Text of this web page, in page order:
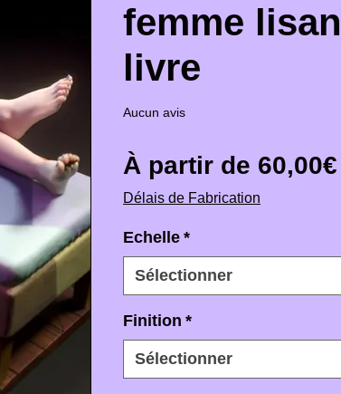
femme
livre
Aucun avis
À partir de 60,00€
Délais de Fabrication
Echelle *
Sélectionner
Finition *
Sélectionner